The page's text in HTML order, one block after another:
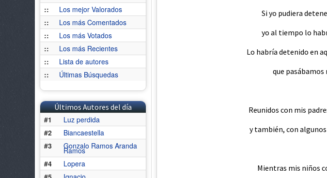
::
Los mejor Valorados
::
Los más Comentados
::
Los más Votados
::
Los más Recientes
::
Lista de autores
::
Últimas Búsquedas
Últimos Autores del día
#1
Luz perdida
#2
Biancaestella
#3
Gonzalo Ramos Aranda
Ramos
#4
Lopera
Si yo pudiera
yo al tiempo lo
Lo habría detenido en
que pasábamos
Reunidos con mis
y también, con
Mientras mis niños